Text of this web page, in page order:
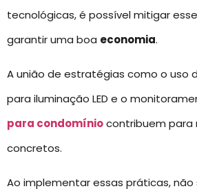
tecnológicas, é possível mitigar
garantir uma boa economia.
A união de estratégias como o uso
para iluminação LED e o
para condomíniocontribuem para
concretos.
Ao implementar essas práticas,